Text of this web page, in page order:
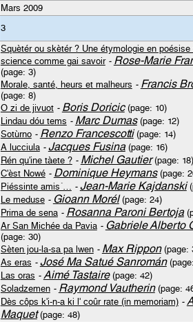
Mars 2009
3
Squètér ou skètér ? Une étymologie en poésise
science comme gai savoir - Rose-Marie
(page: 3)
Morale, santé, heurs et malheurs - Francis
(page: 8)
O zi de jivuot - Boris Doricic(page: 10)
Lindau dóu tems - Marc Dumas(page: 12)
Sotùrno - Renzo Francescotti(page: 14)
A lucciula - Jacques Fusina(page: 16)
Rén qu'ine tàete ? - Michel Gautier(page: 18)
C'èst Nowé - Dominique Heymans(page:
Piéssinte amis´… - Jean-Marie Kajdanski
Le meduse - Gioann Morél(page: 24)
Prima de sena - Rosanna Paroni Bertoja
Ar San Michée da Pavia - Gabriele Alberto
(page: 30)
Sèten jou-la-sa pa lwen - Max Rippon(page:
As eras - José Ma Satué Sanromán
Las oras - Aimé Tastaire(page: 42)
Soladzemen - Raymond Vautherin(page:
Dès côps k'i-n-a ki l' coûr rate (in memoriam) -
Maquet(page: 48)